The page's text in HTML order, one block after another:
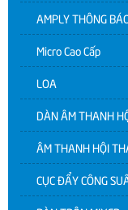
AMPLY THÔNG
Micro Cao Cấp
LOA
DÀN ÂM THANH
ÂM THANH HỘI
CỤC ĐẨY CÔNG